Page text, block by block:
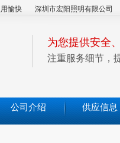
愉快 深圳市宏阳照明有限公司
为您提供安全
注重服务细节，
公司介绍 供应信息